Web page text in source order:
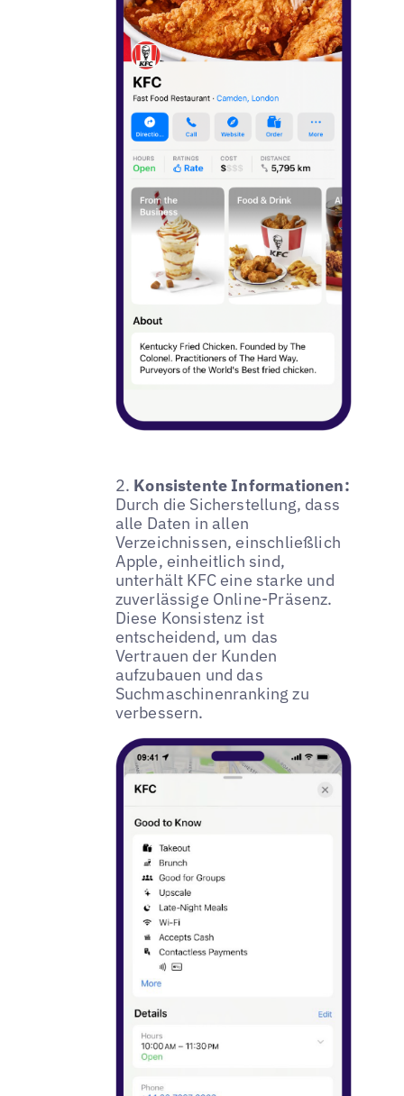
2. Konsistente Informationen:
Durch die Sicherstellung, dass
alle Daten in allen
Verzeichnissen, einschließlich
Apple, einheitlich sind,
unterhält KFC eine starke und
zuverlässige Online-Präsenz.
Diese Konsistenz ist
entscheidend, um das
Vertrauen der Kunden
aufzubauen und das
Suchmaschinenranking zu
verbessern.